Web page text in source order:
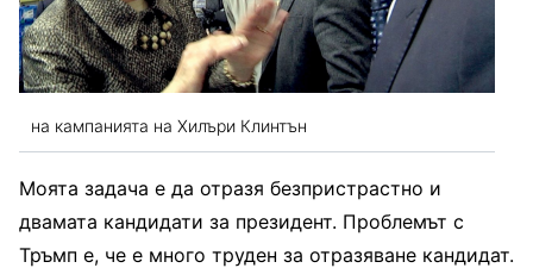
на кампанията на Хилъри Клинтън
Моята задача е да отразя безпристрастно и
двамата кандидати за президент. Проблемът с
Тръмп е, че е много труден за отразяване кандидат.